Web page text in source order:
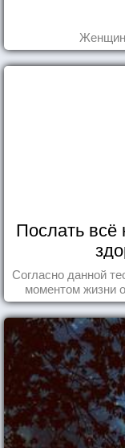
Послать всё
Согласно данной
моментом жизни
попробуем